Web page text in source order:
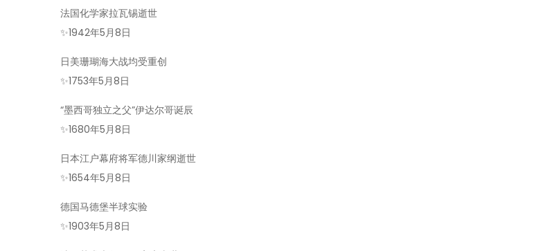
法国化学家拉瓦锡逝世
✨1942年5月8日
日美珊瑚海大战均受重创
✨1753年5月8日
“墨西哥独立之父”伊达尔哥诞辰
✨1680年5月8日
日本江户幕府将军德川家纲逝世
✨1654年5月8日
德国马德堡半球实验
✨1903年5月8日